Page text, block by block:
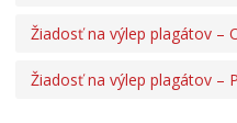
Žiadosť na výlep plagátov –
Žiadosť na výlep plagátov –